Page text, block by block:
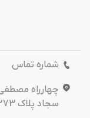
شماره تماس
سجاد پلاک 273